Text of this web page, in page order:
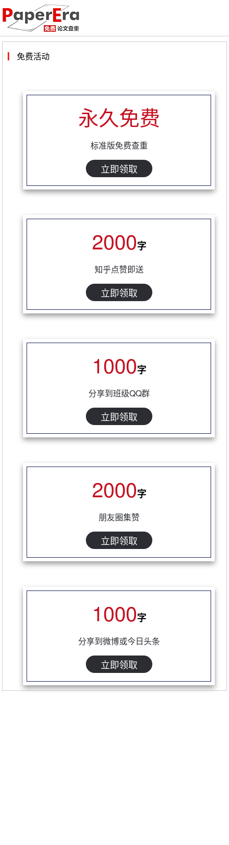
免费活动
永久免费
标准版免费查重
立即领取
2000字
知乎点赞即送
立即领取
1000字
分享到班级QQ群
立即领取
2000字
朋友圈集赞
立即领取
1000字
分享到微博或今日头条
立即领取